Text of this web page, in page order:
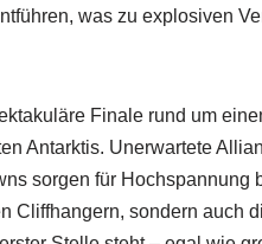
was zu explosiven
Finale rund um
Antarktis. Unerwartete
sorgen für Hochspannung
Cliffhangern, sondern auch